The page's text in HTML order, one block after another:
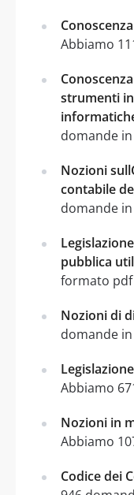
Abbiamo
strumenti
domande
Nozioni
contabile
domande
pubblica
formato pdf
Nozioni di
domande
Abbiamo
Nozioni in
Abbiamo
Codice dei